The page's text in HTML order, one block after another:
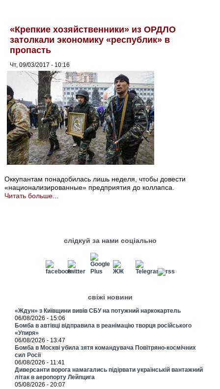
«Крепкие хозяйственники» из ОРДЛО
затолкали экономику «республик» в
пропасть
Чт, 09/03/2017 - 10:16
Оккупантам понадобилась лишь неделя, чтобы довести
«национализированные» предприятия до коллапса.
Читать больше...
слідкуй за нами соціально
свіжі новини
«Ждун» з Київщини вивів СБУ на потужний наркокартель
06/08/2026 - 15:06
Бомба в автівці відправила в реанімацію творця російського
«Упиря»
06/08/2026 - 13:47
Бомба в Москві убила зятя командувача Повітряно-космічних
сил Росії
06/08/2026 - 11:41
Диверсанти ворога намагались підірвати українській вантажний
літак в аеропорту Лейпцига
05/08/2026 - 20:07